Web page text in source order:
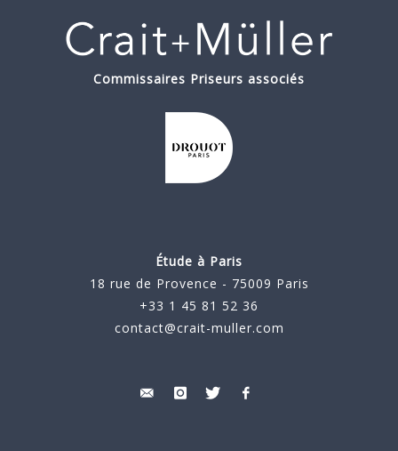
Commissaires Priseurs associés
Étude à Paris
18 rue de Provence - 75009 Paris
+33 1 45 81 52 36
contact@crait-muller.com